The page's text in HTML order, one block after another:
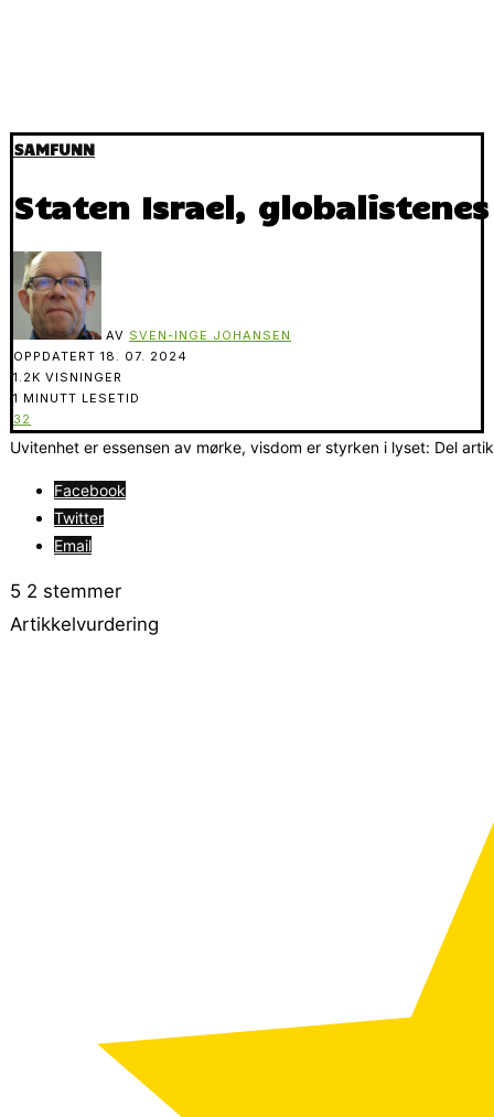
SAMFUNN
Staten Israel,
AV SVEN-INGE JOHANSEN
OPPDATERT 18. 07. 2024
1.2K VISNINGER
1 MINUTT LESETID
32
Uvitenhet er essensen av mørke, visdom er styrken i lyset: Del
Facebook
Twitter
Email
5 2 stemmer
Artikkelvurdering